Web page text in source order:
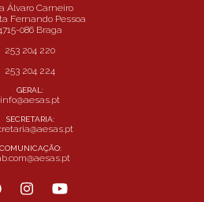
Álvaro Carneiro
Fernando Pessoa
086 Braga
253 204 220
253 204 224
GERAL:
info@aesas.pt
SECRETARIA:
COMUNICAÇÃO: